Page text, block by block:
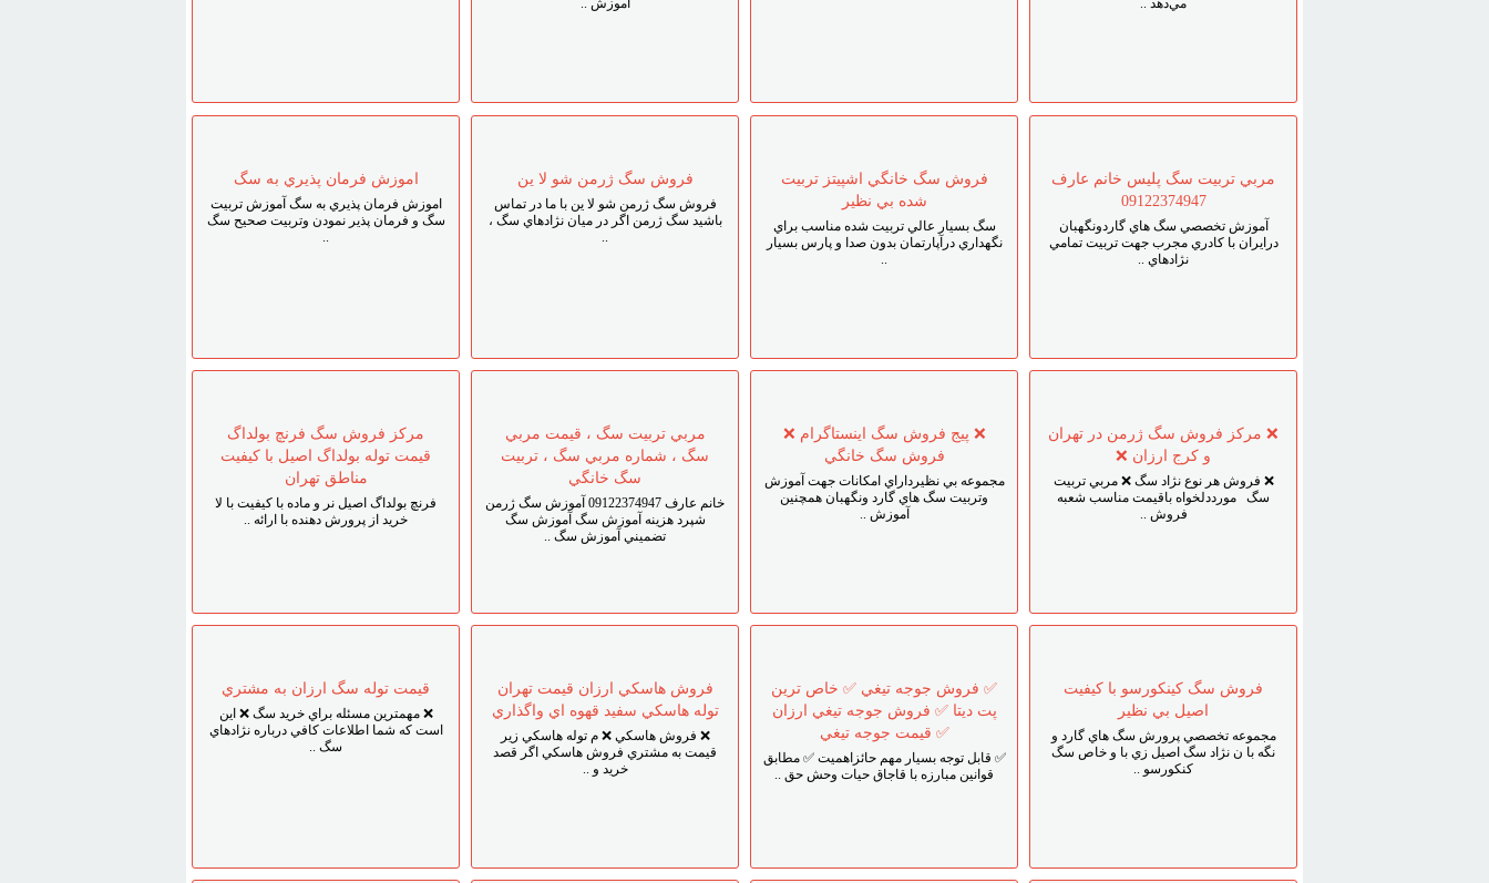
مي‌دهد ..
اموزش ..
مربي تربيت سگ پليس خانم عارف
09122374947
آموزش تخصصي سگ هاي گاردونگهبان
درايران با کادري مجرب جهت تربيت تمامي
نژادهاي ..
فروش سگ خانگي اشپيتز تربيت
شده بي نظير
سگ بسيار عالي تربيت شده مناسب براي
نگهداري درآپارتمان بدون صدا و پارس بسيار
فروش سگ ژرمن شو لا ين
فروش سگ ژرمن شو لا ين با ما در تماس
باشيد سگ ژرمن اگر در ميان نژادهاي سگ ،
اموزش فرمان پذيري به سگ
اموزش فرمان پذيري به سگ آموزش تربيت
سگ و فرمان پذير نمودن وتربيت صحيح سگ
❌ مرکز فروش سگ ژرمن در تهران
و کرج ارزان ❌
❌ فروش هر نوع نژاد سگ ❌ مربي تربيت
سگ مورددلخواه باقيمت مناسب شعبه
فروش ..
❌ پيج فروش سگ اينستاگرام ❌
فروش سگ خانگي
مجموعه بي نظيرداراي امکانات جهت آموزش
وتربيت سگ هاي گارد ونگهبان همچنين
آموزش ..
مربي تربيت سگ ، قيمت مربي
سگ ، شماره مربي سگ ، تربيت
سگ خانگي
خانم عارف 09122374947 آموزش سگ ژرمن
شپرد هزينه آموزش سگ آموزش سگ
تضميني آموزش سگ ..
مرکز فروش سگ فرنچ بولداگ
قيمت توله بولداگ اصيل با کيفيت
مناطق تهران
فرنچ بولداگ اصيل نر و ماده با کيفيت با لا
خريد از پرورش دهنده با ارائه ..
فروش سگ کينکورسو با کيفيت
اصيل بي نظير
مجموعه تخصصي پرورش سگ هاي گارد و
نگه با ن نژاد سگ اصيل زي با و خاص سگ
کنکورسو ..
✅ فروش جوجه تيغي ✅ خاص ترين
پت ديتا ✅ فروش جوجه تيغي ارزان
✅ قيمت جوجه تيغي
✅ قابل توجه بسيار مهم حائزاهميت ✅ مطابق
قوانين مبارزه با قاجاق حيات وحش حق ..
فروش هاسکي ارزان قيمت تهران
توله هاسکي سفيد قهوه اي واگذاري
❌ فروش هاسکي ❌ م توله هاسکي زير
قيمت به مشتري فروش هاسکي اگر قصد
خريد و ..
قيمت توله سگ ارزان به مشتري
❌ مهمترين مسئله براي خريد سگ ❌ اين
است که شما اطلاعات کافي درباره نژادهاي
سگ ..